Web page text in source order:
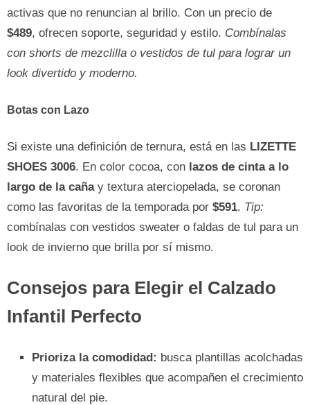
activas que no renuncian al brillo. Con un precio de
$489, ofrecen soporte, seguridad y estilo. Combínalas
con shorts de mezclilla o vestidos de tul para lograr un
look divertido y moderno.
Botas con Lazo
Si existe una definición de ternura, está en las LIZETTE
SHOES 3006. En color cocoa, con lazos de cinta a lo
largo de la cañay textura aterciopelada, se coronan
como las favoritas de la temporada por $591. Tip:
combínalas con vestidos sweater o faldas de tul para un
look de invierno que brilla por sí mismo.
Consejos para Elegir el Calzado
Infantil Perfecto
Prioriza la comodidad: busca plantillas acolchadas
y materiales flexibles que acompañen el crecimiento
natural del pie.